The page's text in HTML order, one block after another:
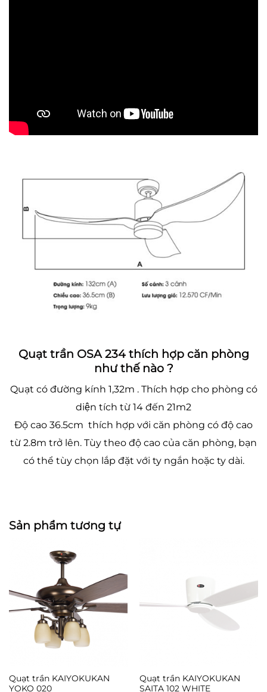
Quạt trần OSA 234 thích hợp căn phòng
như thế nào ?
Quạt có đường kính 1,32m . Thích hợp cho phòng có
diện tích từ 14 đến 21m2
Độ cao 36.5cm thích hợp với căn phòng có độ cao
từ 2.8m trở lên. Tùy theo độ cao của căn phòng, bạn
có thể tùy chọn lắp đặt với ty ngắn hoặc ty dài.
Sản phẩm tương tự
Quạt trần KAIYOKUKAN
YOKO 020
Quạt trần KAIYOKUKAN
SAITA 102 WHITE